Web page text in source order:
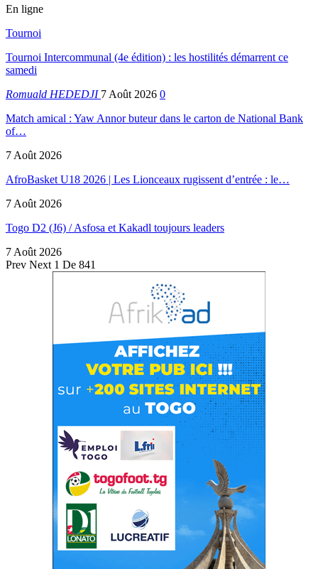
En ligne
Tournoi
Tournoi Intercommunal (4e édition) : les hostilités démarrent ce
samedi
Romuald HEDEDJI 7 Août 2026 0
Match amical : Yaw Annor buteur dans le carton de National Bank
of…
7 Août 2026
AfroBasket U18 2026 | Les Lionceaux rugissent d’entrée : le…
7 Août 2026
Togo D2 (J6) / Asfosa et Kakadl toujours leaders
7 Août 2026
Prev Next 1 De 841